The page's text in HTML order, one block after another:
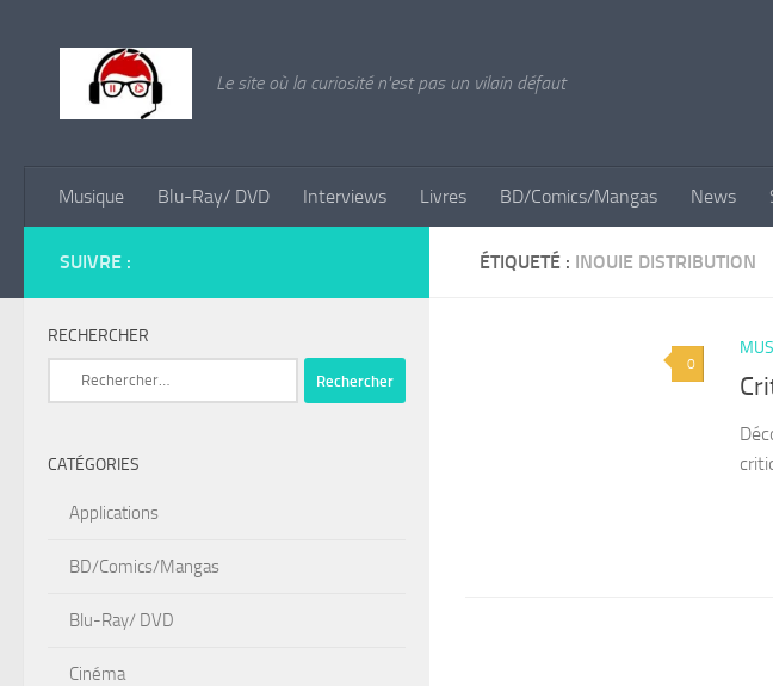
Le site où la curiosité n'est pas un vilain défaut
Musique Blu-Ray/ DVD Interviews Livres BD/Comics/Mangas News
ÉTIQUETÉ : INOUIE DISTRIBUTION
0
SUIVRE :
RECHERCHER
Rechercher :
CATÉGORIES
Applications
BD/Comics/Mangas
Blu-Ray/ DVD
Cinéma